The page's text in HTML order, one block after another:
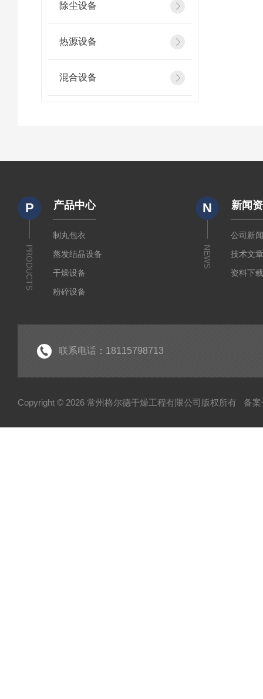
除尘设备
热源设备
混合设备
P
PRODUCTS
产品中心
制丸包衣
蒸发结晶设备
干燥设备
粉碎设备
筛分设备
混合设备
N
NEWS
新闻
公司新
技术文
资料下
联系电话：18115798713
Copyright © 2026 常州格尔德干燥工程有限公司版权所有 备案